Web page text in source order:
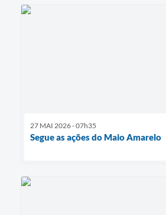
27 MAI 2026 - 07h35
Segue as ações do Maio Amarelo